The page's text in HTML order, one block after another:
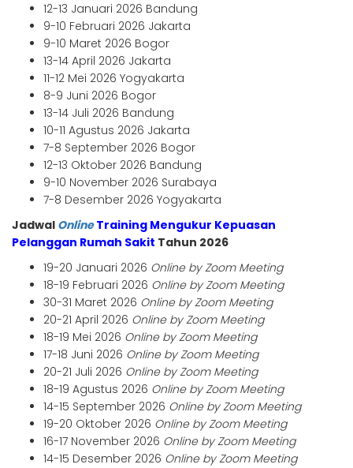
12-13 Januari 2026 Bandung
9-10 Februari 2026 Jakarta
9-10 Maret 2026 Bogor
13-14 April 2026 Jakarta
11-12 Mei 2026 Yogyakarta
8-9 Juni 2026 Bogor
13-14 Juli 2026 Bandung
10-11 Agustus 2026 Jakarta
7-8 September 2026 Bogor
12-13 Oktober 2026 Bandung
9-10 November 2026 Surabaya
7-8 Desember 2026 Yogyakarta
Jadwal OnlineTraining Mengukur Kepuasan
Pelanggan Rumah Sakit Tahun 2026
19-20 Januari 2026 Online by Zoom Meeting
18-19 Februari 2026 Online by Zoom Meeting
30-31 Maret 2026 Online by Zoom Meeting
20-21 April 2026 Online by Zoom Meeting
18-19 Mei 2026 Online by Zoom Meeting
17-18 Juni 2026 Online by Zoom Meeting
20-21 Juli 2026 Online by Zoom Meeting
18-19 Agustus 2026 Online by Zoom Meeting
14-15 September 2026 Online by Zoom Meeting
19-20 Oktober 2026 Online by Zoom Meeting
16-17 November 2026 Online by Zoom Meeting
14-15 Desember 2026 Online by Zoom Meeting